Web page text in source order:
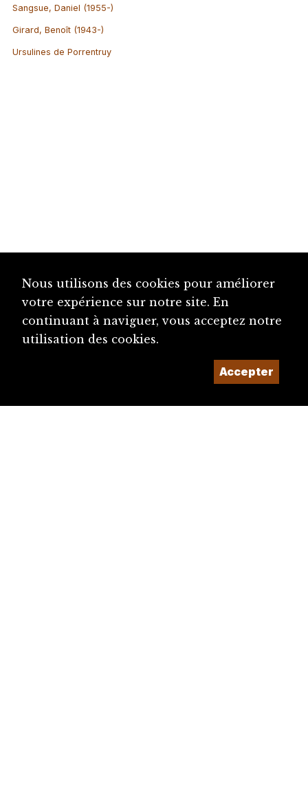
Sangsue, Daniel (1955-)
Girard, Benoît (1943-)
Ursulines de Porrentruy
Nous utilisons des cookies pour améliorer
votre expérience sur notre site. En
continuant à naviguer, vous acceptez notre
utilisation des cookies.
Accepter